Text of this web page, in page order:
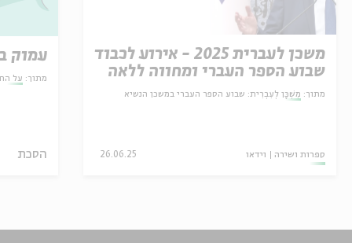
משכן לעברית 2025 - אירוע לכבוד
שבוע הספר העברי ומחווה ללאה
גולדברג
מתוך: מִשְׁכָּן לְעִבְרִית: שבוע הספר העברי במשכן הנשיא
ספרות ושירה וידאו 26.06.25
עמוק
מתוך: על
הסכת